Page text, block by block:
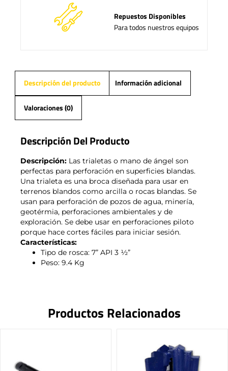
Repuestos Disponibles
Para todos nuestros equipos
Descripción del producto Información adicional
Valoraciones (0)
Descripción Del Producto
Descripción: Las trialetas o mano de ángel son
perfectas para perforación en superficies blandas.
Una trialeta es una broca diseñada para usar en
terrenos blandos como arcilla o rocas blandas. Se
usan para perforación de pozos de agua, minería,
geotérmia, perforaciones ambientales y de
exploración. Se debe usar en perforaciones piloto
porque hace cortes fáciles para iniciar sesión.
Características:
Tipo de rosca: 7” API 3 ½”
Peso: 9.4 Kg
Productos Relacionados